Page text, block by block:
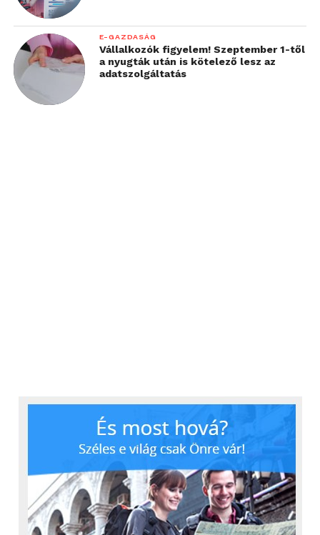
E-GAZDASÁG
Vállalkozók figyelem! Szeptember 1-től
a nyugták után is kötelező lesz az
adatszolgáltatás